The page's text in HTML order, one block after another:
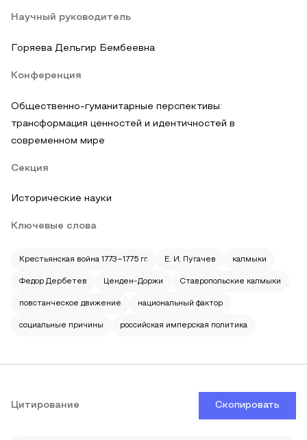
Научный руководитель
Горяева Дельгир Бембеевна
Конференция
Общественно-гуманитарные перспективы:
трансформация ценностей и идентичностей в
современном мире
Секция
Исторические науки
Ключевые слова
Крестьянская война 1773–1775 гг. Е. И. Пугачев калмыки
Федор Дербетев Ценден-Доржи Ставропольские калмыки
повстанческое движение национальный фактор
социальные причины российская имперская политика
Цитирование Скопировать